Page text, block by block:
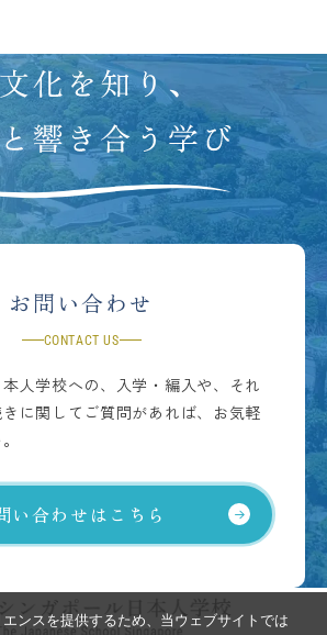
お問い合わせ
CONTACT US
人学校への、入学・編入や、それ
に関してご質問があれば、お気軽
い合わせはこちら
ンスを提供するため、当ウェブサイトでは